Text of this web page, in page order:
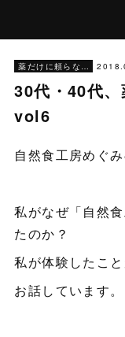
薬だけに頼らない生き方
30代・40代
vol6
自然食工房めぐみ
私がなぜ「自然
たのか？
私が体験したこ
お話しています。